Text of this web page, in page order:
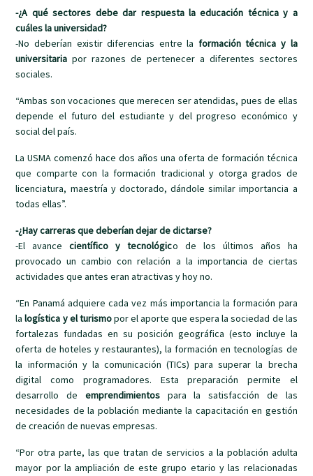
-¿A qué sectores debe dar respuesta la educación técnica y a
cuáles la universidad?
-No deberían existir diferencias entre la formación técnica y la
universitaria por razones de pertenecer a diferentes sectores
sociales.
“Ambas son vocaciones que merecen ser atendidas, pues de ellas
depende el futuro del estudiante y del progreso económico y
social del país.
La USMA comenzó hace dos años una oferta de formación técnica
que comparte con la formación tradicional y otorga grados de
licenciatura, maestría y doctorado, dándole similar importancia a
todas ellas”.
-¿Hay carreras que deberían dejar de dictarse?
-El avance científico y tecnológico de los últimos años ha
provocado un cambio con relación a la importancia de ciertas
actividades que antes eran atractivas y hoy no.
“En Panamá adquiere cada vez más importancia la formación para
lalogística y el turismopor el aporte que espera la sociedad de las
fortalezas fundadas en su posición geográfica (esto incluye la
oferta de hoteles y restaurantes), la formación en tecnologías de
la información y la comunicación (TICs) para superar la brecha
digital como programadores. Esta preparación permite el
desarrollo de emprendimientospara la satisfacción de las
necesidades de la población mediante la capacitación en gestión
de creación de nuevas empresas.
“Por otra parte, las que tratan de servicios a la población adulta
mayor por la ampliación de este grupo etario y las relacionadas